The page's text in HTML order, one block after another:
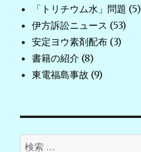
「トリチウム水」問題 (5)
伊方訴訟ニュース (53)
安定ヨウ素剤配布 (3)
書籍の紹介 (8)
東電福島事故 (9)
検